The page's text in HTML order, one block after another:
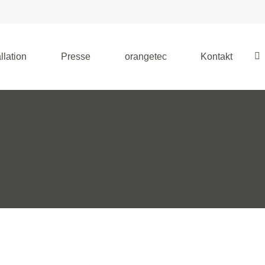
Presse orangetec Kontakt